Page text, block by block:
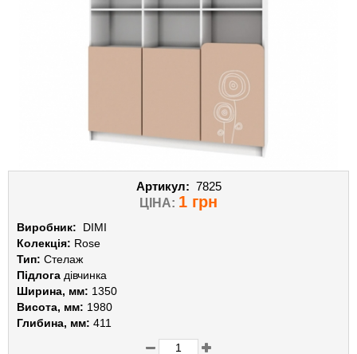
Артикул: 7825
ЦІНА: 1 грн
Виробник: DIMI
Колекція: Rose
Тип: Стелаж
Підлога дівчинка
Ширина, мм: 1350
Висота, мм: 1980
Глибина, мм: 411